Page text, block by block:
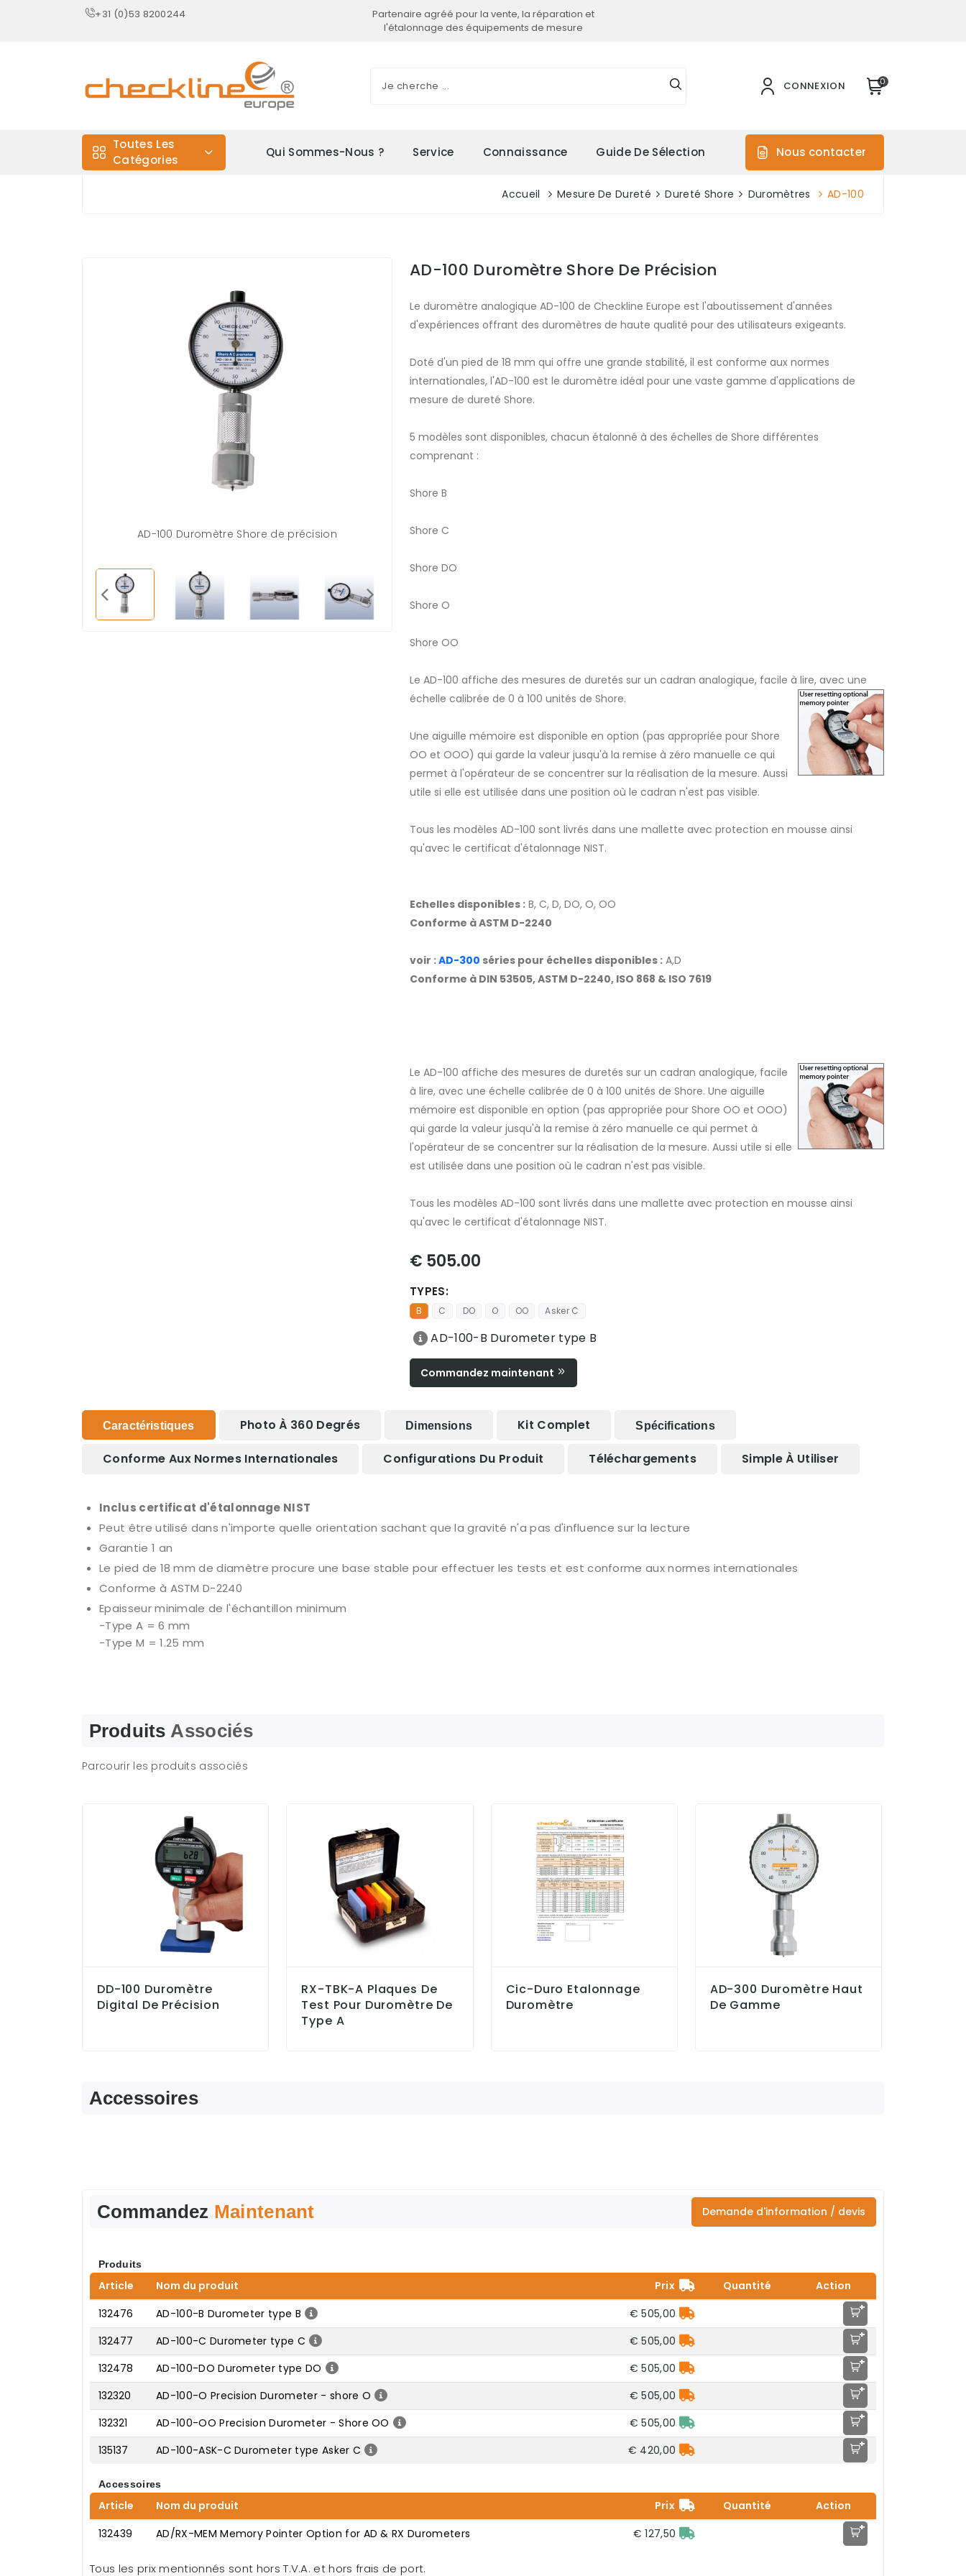
+31 (0)53 8200244
Partenaire agréé pour la vente, la réparation et
l'étalonnage des équipements de mesure
CONNEXION 0
Toutes Les
Catégories
Qui Sommes-Nous ? Service Connaissance Guide De Sélection Nous contacter
Accueil Mesure De Dureté Dureté Shore Duromètres AD-100
AD-100 Duromètre Shore de précision
AD-100 Duromètre Shore De Précision
Le duromètre analogique AD-100 de Checkline Europe est l'aboutissement d'années
d'expériences offrant des duromètres de haute qualité pour des utilisateurs exigeants.
Doté d'un pied de 18 mm qui offre une grande stabilité, il est conforme aux normes
internationales, l'AD-100 est le duromètre idéal pour une vaste gamme d'applications de
mesure de dureté Shore.
5 modèles sont disponibles, chacun étalonné à des échelles de Shore différentes
comprenant :
Shore B
Shore C
Shore DO
Shore O
Shore OO
Le AD-100 affiche des mesures de duretés sur un cadran analogique, facile à lire, avec une
échelle calibrée de 0 à 100 unités de Shore.
Une aiguille mémoire est disponible en option (pas appropriée pour Shore
OO et OOO) qui garde la valeur jusqu'à la remise à zéro manuelle ce qui
permet à l'opérateur de se concentrer sur la réalisation de la mesure. Aussi
utile si elle est utilisée dans une position où le cadran n'est pas visible.
Tous les modèles AD-100 sont livrés dans une mallette avec protection en mousse ainsi
qu'avec le certificat d'étalonnage NIST.
Echelles disponibles : B, C, D, DO, O, OO
Conforme à ASTM D-2240
voir :AD-300 séries pour échelles disponibles : A,D
Conforme à DIN 53505, ASTM D-2240, ISO 868 & ISO 7619
Le AD-100 affiche des mesures de duretés sur un cadran analogique, facile
à lire, avec une échelle calibrée de 0 à 100 unités de Shore. Une aiguille
mémoire est disponible en option (pas appropriée pour Shore OO et OOO)
qui garde la valeur jusqu'à la remise à zéro manuelle ce qui permet à
l'opérateur de se concentrer sur la réalisation de la mesure. Aussi utile si elle
est utilisée dans une position où le cadran n'est pas visible.
Tous les modèles AD-100 sont livrés dans une mallette avec protection en mousse ainsi
qu'avec le certificat d'étalonnage NIST.
€ 505.00
TYPES:
B C DO O OO Asker C
AD-100-B Durometer type B
Commandez maintenant
Caractéristiques Photo À 360 Degrés Dimensions Kit Complet Spécifications
Conforme Aux Normes Internationales Configurations Du Produit Téléchargements Simple À Utiliser
Inclus certificat d'étalonnage NIST
Peut être utilisé dans n'importe quelle orientation sachant que la gravité n'a pas d'influence sur la lecture
Garantie 1 an
Le pied de 18 mm de diamètre procure une base stable pour effectuer les tests et est conforme aux normes internationales
Conforme à ASTM D-2240
Epaisseur minimale de l'échantillon minimum
-Type A = 6 mm
-Type M = 1.25 mm
ProduitsAssociés
Parcourir les produits associés
DD-100 Duromètre
Digital De Précision
RX-TBK-A Plaques De
Test Pour Duromètre De
Type A
Cic-Duro Etalonnage
Duromètre
AD-300 Duromètre Haut
De Gamme
Accessoires
Commandez Maintenant Demande d'information / devis
Produits
Article Nom du produit Prix Quantité
Action
132476
AD-100-B Durometer type B € 505,00 +
132477 AD-100-C Durometer type C € 505,00 +
132478 AD-100-DO Durometer type DO € 505,00 +
132320 AD-100-O Precision Durometer - shore O € 505,00 +
132321 AD-100-OO Precision Durometer - Shore OO € 505,00 +
135137 AD-100-ASK-C Durometer type Asker C € 420,00 +
Accessoires
Article Nom du produit Prix Quantité
Action
132439
AD/RX-MEM Memory Pointer Option for AD & RX Durometers € 127,50 +
Tous les prix mentionnés sont hors T.V.A. et hors frais de port.